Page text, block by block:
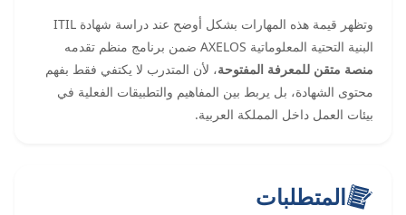
وتظهر قيمة هذه المهارات بشكل أوضح عند دراسة شهادة ITIL
البنية التحتية المعلوماتية AXELOS ضمن برنامج منظم تقدمه
منصة متقن للمعرفة المفتوحة، لأن المتدرب لا يكتفي فقط بفهم
محتوى الشهادة، بل يربط بين المفاهيم والتطبيقات الفعلية في
بيئات العمل داخل المملكة العربية.
المتطلبات